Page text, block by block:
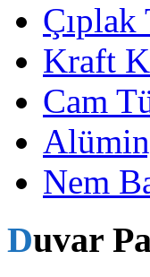
Çıplak
Kraft
Cam
Nem
Duvar